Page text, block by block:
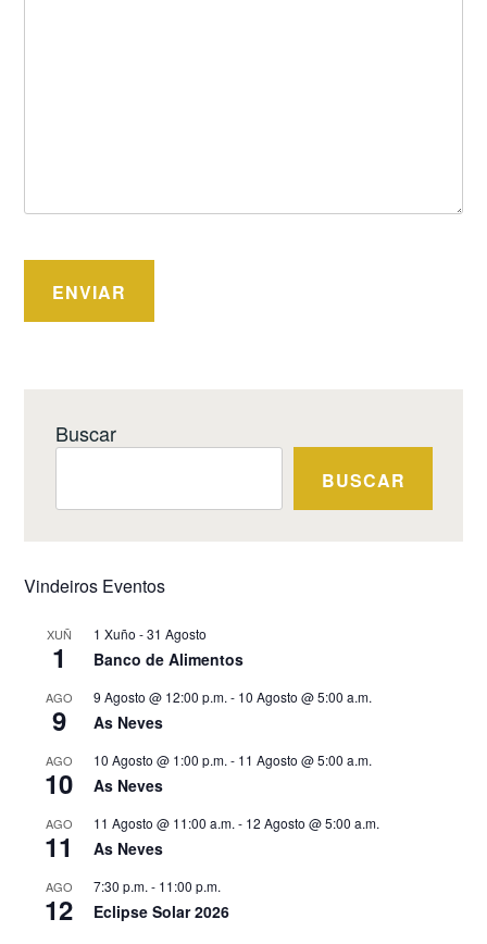
Buscar
BUSCAR
Vindeiros Eventos
XUÑ
1
1 Xuño -31 Agosto
Banco de Alimentos
AGO
9
9 Agosto @ 12:00 p.m. - 10 Agosto @ 5:00 a.m.
As Neves
AGO
10
10 Agosto @ 1:00 p.m. - 11 Agosto @ 5:00 a.m.
As Neves
AGO
11
11 Agosto @ 11:00 a.m. - 12 Agosto @ 5:00 a.m.
As Neves
AGO
12
7:30 p.m. - 11:00 p.m.
Eclipse Solar 2026